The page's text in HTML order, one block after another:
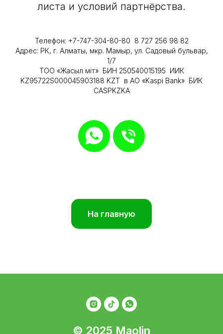
листа и условий партнёрства.
Телефон: +7-747-304-80-80 8 727 256 98 82
Адрес: РК, г. Алматы, мкр. Мамыр, ул. Садовый бульвар,
1/7
ТОО «Жасыл Үміт» БИН 250540015195 ИИК
KZ95722S000045903188 KZT в АО «Kaspi Bank» БИК
CASPKZKA
На главную
© 2025 Maolin